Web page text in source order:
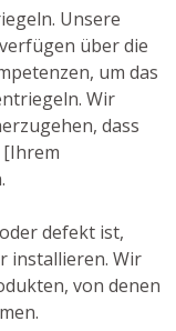
Unsere
über die
um das
Wir
dass
[Ihrem
defekt ist,
installieren. Wir
von denen